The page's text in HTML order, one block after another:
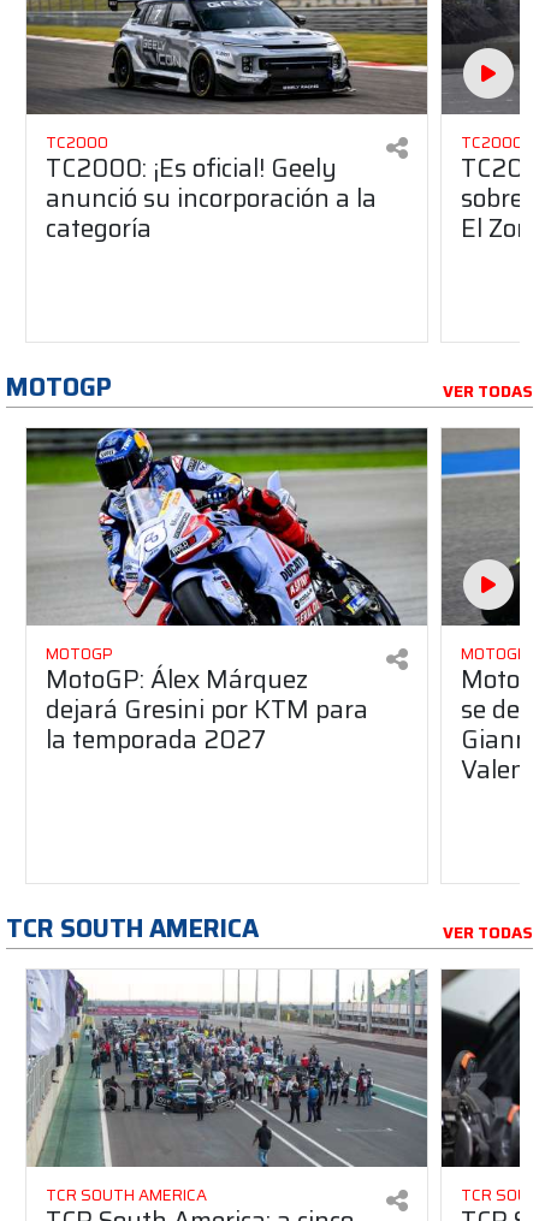
TC2000
TC2000: ¡Es oficial! Geely
anunció su incorporación a la
categoría
TC2000
sobre
El
MOTOGP VER TODAS
MOTOGP
MotoGP: Álex Márquez
dejará Gresini por KTM para
la temporada 2027
MOTOGP
se
TCR SOUTH AMERICA VER TODAS
TCR SOUTH AMERICA TCR